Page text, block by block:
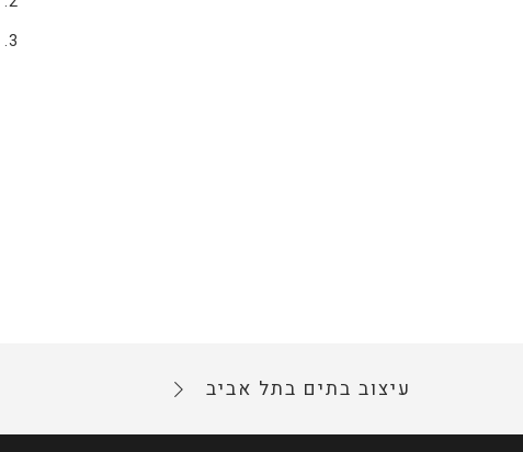
עיצוב בתים בתל אביב